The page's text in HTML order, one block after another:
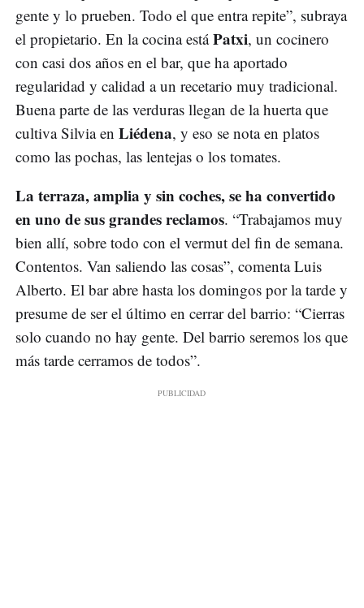
gente y lo prueben. Todo el que entra repite”, subraya
el propietario. En la cocina estáPatxi, un cocinero
con casi dos años en el bar, que ha aportado
regularidad y calidad a un recetario muy tradicional.
Buena parte de las verduras llegan de la huerta que
cultiva Silvia en Liédena, y eso se nota en platos
como las pochas, las lentejas o los tomates.
La terraza, amplia y sin coches, se ha convertido
en uno de sus grandes reclamos. “Trabajamos muy
bien allí, sobre todo con el vermut del fin de semana.
Contentos. Van saliendo las cosas”, comenta Luis
Alberto. El bar abre hasta los domingos por la tarde y
presume de ser el último en cerrar del barrio: “Cierras
solo cuando no hay gente. Del barrio seremos los que
más tarde cerramos de todos”.